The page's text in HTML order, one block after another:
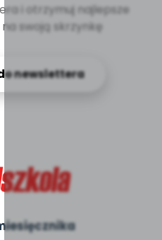
i otrzymuj najlepsze
swoją skrzynkę
newslettera